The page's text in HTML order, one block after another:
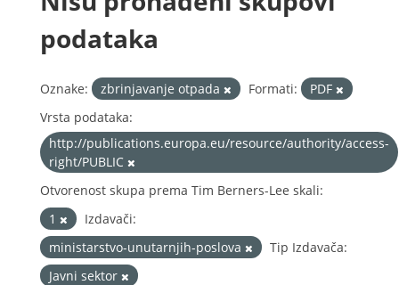
podataka
Oznake: zbrinjavanje otpada Formati:
PDF
Vrsta podataka:
http://publications.europa.eu/resource/authority/access-
right/PUBLIC
Otvorenost skupa prema Tim Berners-Lee skali:
1
Izdavači:
ministarstvo-unutarnjih-poslova
Tip Izdavača:
Javni sektor